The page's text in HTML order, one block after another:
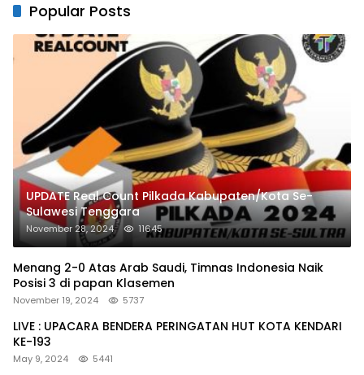
Popular Posts
UPDATE Real Count Pilkada Kabupaten/Kota Se-
Sulawesi Tenggara
November 28, 2024 11645
Menang 2-0 Atas Arab Saudi, Timnas Indonesia Naik
Posisi 3 di papan Klasemen
November 19, 2024 5737
LIVE : UPACARA BENDERA PERINGATAN HUT KOTA KENDARI
KE-193
May 9, 2024 5441